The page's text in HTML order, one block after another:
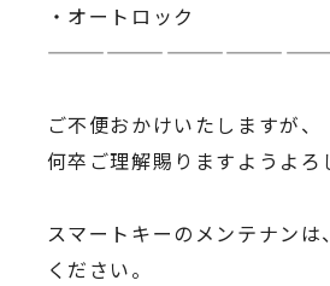
・オートロック
ご不便おかけいたしますが、
何卒ご理解賜りますようよろ
スマートキーのメンテナン
ください。